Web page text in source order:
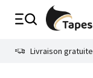
Livraison